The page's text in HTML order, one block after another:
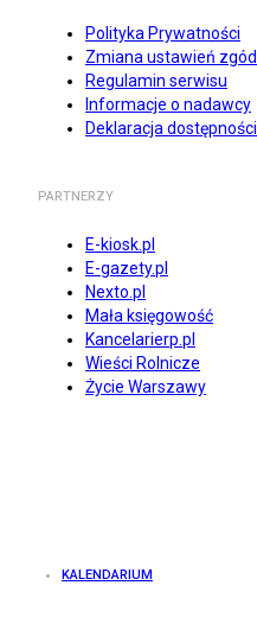
Polityka Prywatności
Zmiana ustawień zgód
Regulamin serwisu
Informacje o nadawcy
Deklaracja dostępności
PARTNERZY
E-kiosk.pl
E-gazety.pl
Nexto.pl
Mała księgowość
Kancelarierp.pl
Wieści Rolnicze
Życie Warszawy
KALENDARIUM